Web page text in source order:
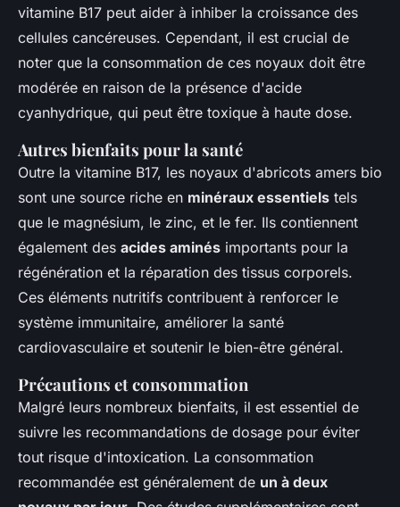
vitamine B17 peut aider à inhiber la croissance des
cellules cancéreuses. Cependant, il est crucial de
noter que la consommation de ces noyaux doit être
modérée en raison de la présence d'acide
cyanhydrique, qui peut être toxique à haute dose.
Autres bienfaits pour la santé
Outre la vitamine B17, les noyaux d'abricots amers bio
sont une source riche en minéraux essentiels tels
que le magnésium, le zinc, et le fer. Ils contiennent
également des acides aminés importants pour la
régénération et la réparation des tissus corporels.
Ces éléments nutritifs contribuent à renforcer le
système immunitaire, améliorer la santé
cardiovasculaire et soutenir le bien-être général.
Précautions et consommation
Malgré leurs nombreux bienfaits, il est essentiel de
suivre les recommandations de dosage pour éviter
tout risque d'intoxication. La consommation
recommandée est généralement de un à deux